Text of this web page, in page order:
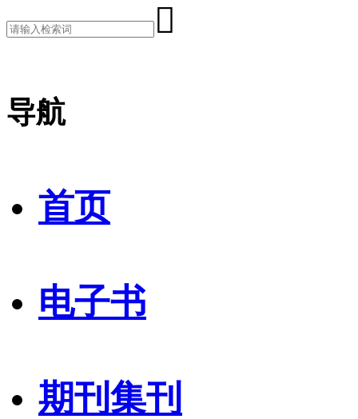

导航
首页
电子书
期刊集刊